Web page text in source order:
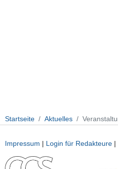
Startseite Aktuelles
Impressum | Login für Redakteure |